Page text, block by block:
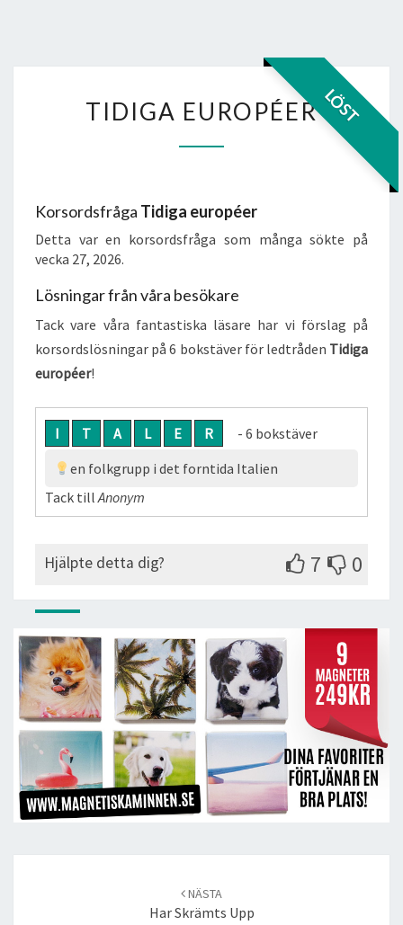
LÖST
EUROPÉER
TIDIGA EUROPÉER
Korsordsfråga Tidiga européer
Detta var en korsordsfråga som många sökte på
vecka 27, 2026.
Lösningar från våra besökare
Tack vare våra fantastiska läsare har vi förslag på
korsordslösningar på 6 bokstäver för ledtråden Tidiga
européer!
I T A L E R
- 6 bokstäver
en folkgrupp i det forntida Italien
Tack tillAnonym
Hjälpte detta dig? 7 0
NÄSTA
Har Skrämts Upp